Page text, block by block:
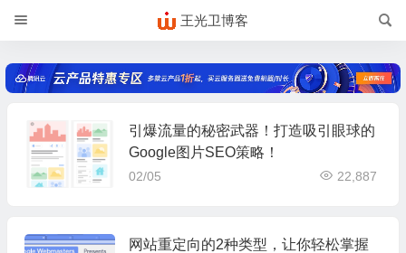
王光卫博客
引爆流量的秘密武器！打造吸引眼球的
Google图片SEO策略！
02/05 22,887
网站重定向的2种类型，让你轻松掌握